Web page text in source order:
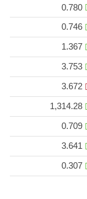
0.780
0.746
1.367
3.753
3.672
1,314.28
0.709
0.307